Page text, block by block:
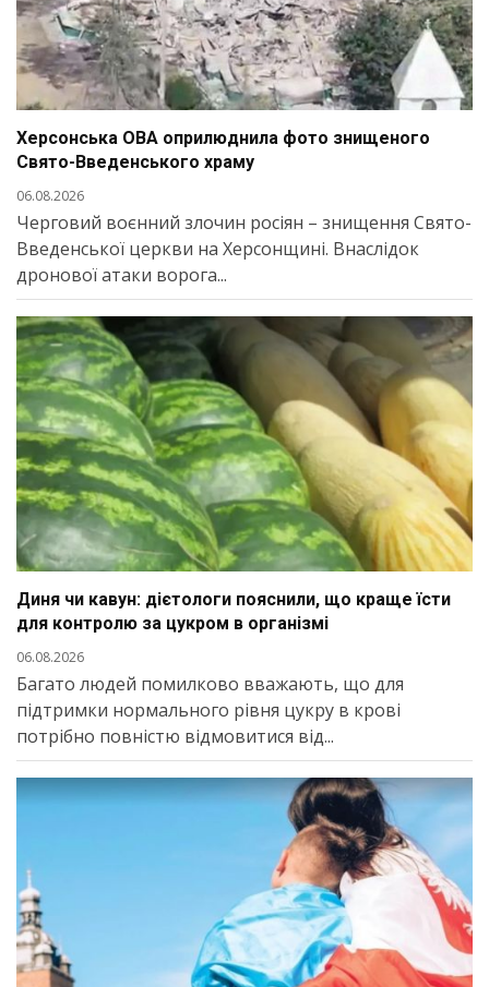
Херсонська ОВА оприлюднила фото знищеного
Свято-Введенського храму
06.08.2026
Черговий воєнний злочин росіян – знищення Свято-
Введенської церкви на Херсонщині. Внаслідок
дронової атаки ворога...
Диня чи кавун: дієтологи пояснили, що краще їсти
для контролю за цукром в організмі
06.08.2026
Багато людей помилково вважають, що для
підтримки нормального рівня цукру в крові
потрібно повністю відмовитися від...